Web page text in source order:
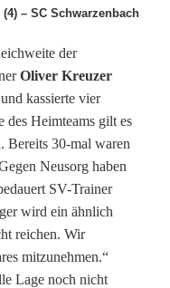
– SC Schwarzenbach
der
Oliver Kreuzer
kassierte vier
Heimteams gilt es
Bereits 30-mal waren
Neusorg haben
SV-Trainer
wird ein ähnlich
reichen. Wir
mitzunehmen.“
Lage noch nicht